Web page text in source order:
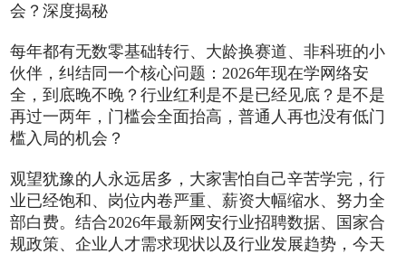
会？深度揭秘
每年都有无数零基础转行、大龄换赛道、非科班的小
伙伴，纠结同一个核心问题：2026年现在学网络安
全，到底晚不晚？行业红利是不是已经见底？是不是
再过一两年，门槛会全面抬高，普通人再也没有低门
槛入局的机会？
观望犹豫的人永远居多，大家害怕自己辛苦学完，行
业已经饱和、岗位内卷严重、薪资大幅缩水、努力全
部白费。结合2026年最新网安行业招聘数据、国家合
规政策、企业人才需求现状以及行业发展趋势，今天